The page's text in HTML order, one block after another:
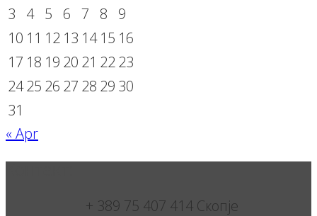
3
4 5 6 7 8
9
10 11 12 13 14 15 16
17 18 19 20 21 2223
2425 26 27 28 29 30
31
« Apr
+ 389 75 407 414 Скопје